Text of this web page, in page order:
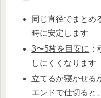
同じ直径でまとめ
時に安定します
3〜5枚を目安に
しにくくなります
立てるか寝かせる
エンドで仕切ると